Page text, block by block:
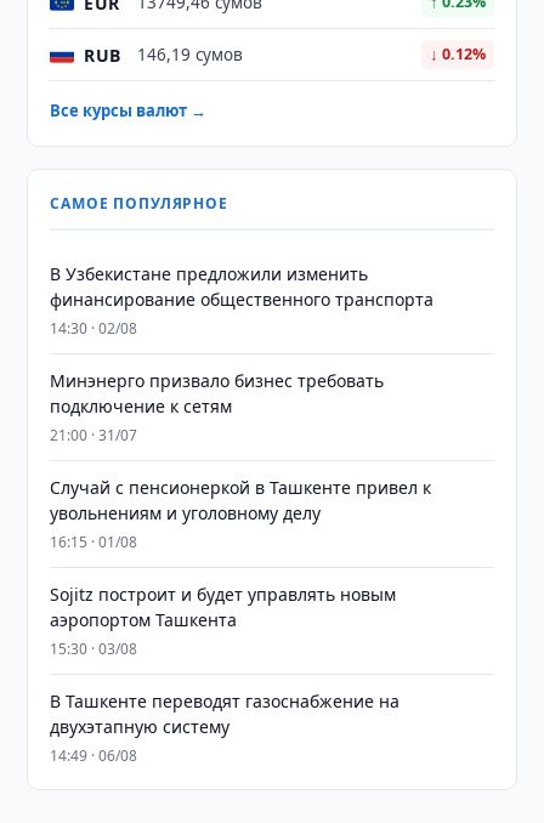
RUB 146,19 сумов ↓ 0.12%
Все курсы валют →
САМОЕ ПОПУЛЯРНОЕ
В Узбекистане предложили изменить
финансирование общественного транспорта
14:30 · 02/08
Минэнерго призвало бизнес требовать
подключение к сетям
21:00 · 31/07
Случай с пенсионеркой в Ташкенте привел к
увольнениям и уголовному делу
16:15 · 01/08
Sojitz построит и будет управлять новым
аэропортом Ташкента
15:30 · 03/08
В Ташкенте переводят газоснабжение на
двухэтапную систему
14:49 · 06/08